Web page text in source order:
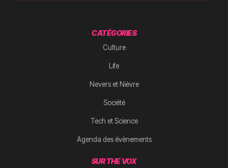
CATÉGORIES
Culture
Life
Nevers et Nièvre
Société
Tech et Science
Agenda des évènements
SUR THE VOX